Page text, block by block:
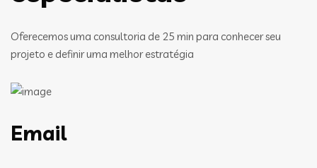
Oferecemos uma consultoria de 25 min para conhecer seu
projeto e definir uma melhor estratégia
Email